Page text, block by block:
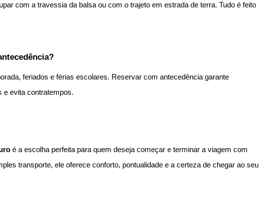
com a travessia da balsa ou com o trajeto em estrada de terra. Tudo é feito
feriados e férias escolares. Reservar com antecedência garante
e evita contratempos.
é a escolha perfeita para quem deseja começar e terminar a viagem com
transporte, ele oferece conforto, pontualidade e a certeza de chegar ao seu